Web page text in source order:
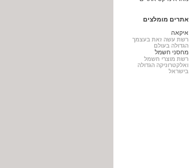
אתרים מומלצים
איקאה
רשת עשה זאת בעצמך
הגדולה בעולם
מחסני חשמל
רשת מוצרי חשמל
ואלקטרוניקה הגדולה
בישראל